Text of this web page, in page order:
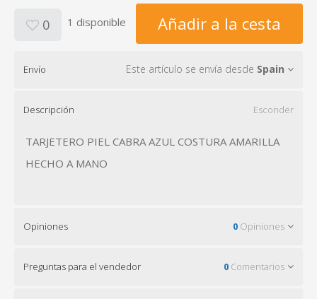
0 1 disponible Añadir a la cesta
Envío Este artículo se envía desde Spain
Descripción Esconder
TARJETERO PIEL CABRA AZUL COSTURA AMARILLA
HECHO A MANO
Opiniones 0 Opiniones
Preguntas para el vendedor 0 Comentarios